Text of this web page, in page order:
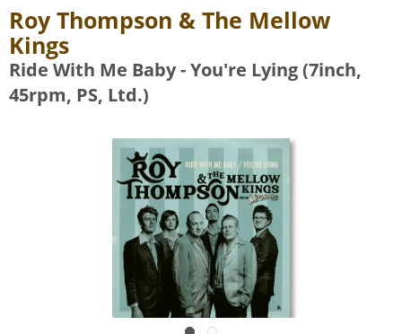
Roy Thompson & The Mellow
Kings
Ride With Me Baby - You're Lying (7inch,
45rpm, PS, Ltd.)